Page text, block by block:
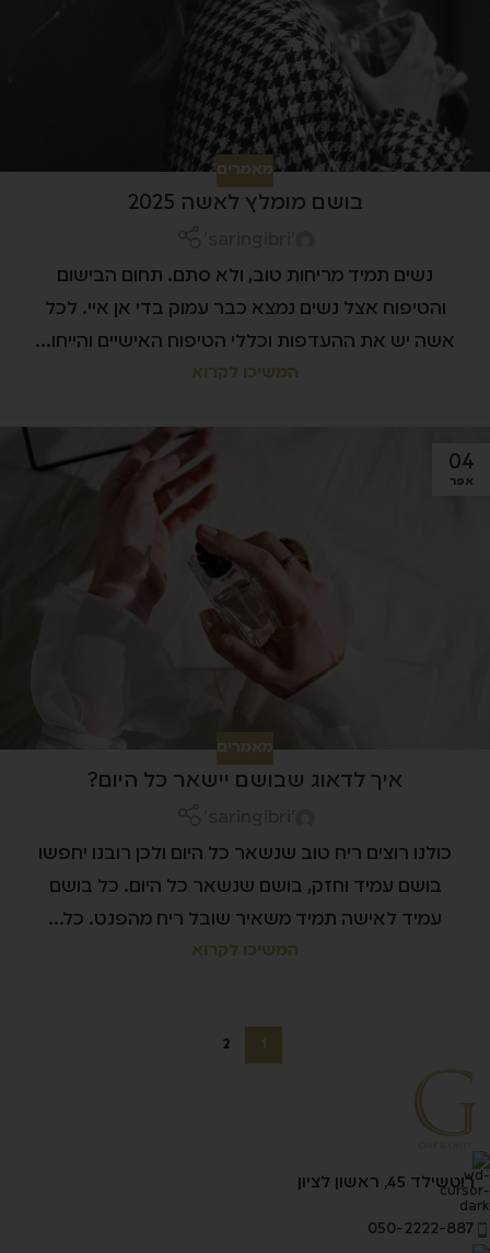
מאמרים
בושם מומלץ לאשה 2025
נשים תמיד מריחות טוב, ולא סתם. תחום הבישום
והטיפוח אצל נשים נמצא כבר עמוק בדי אן איי. לכל
אשה יש את ההעדפות וכללי הטיפוח האישיים והייחו...
המשיכו לקרוא
04
אפר
מאמרים
איך לדאוג שבושם יישאר כל היום?
כולנו רוצים ריח טוב שנשאר כל היום ולכן רובנו יחפשו
בושם עמיד וחזק, בושם שנשאר כל היום. כל בושם
עמיד לאישה תמיד משאיר שובל ריח מהפנט. כל...
המשיכו לקרוא
1
2
רוטשילד 45, ראשון לציון
050-2222-887